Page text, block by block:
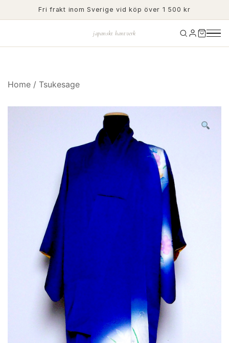
to
Fri frakt inom Sverige vid köp över 1 500 kr
japanskt hantverk
Home / Tsukesage